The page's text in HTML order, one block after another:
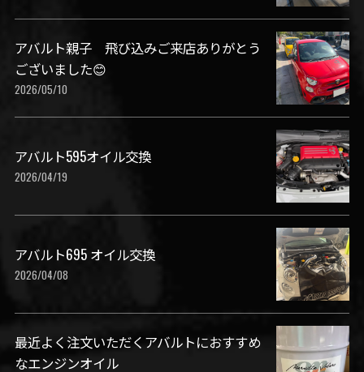
アバルト親子 飛び込みご来店ありがとう
ございました😊
2026/05/10
アバルト595オイル交換
2026/04/19
アバルト695 オイル交換
2026/04/08
最近よく注文いただくアバルトにおすすめ
なエンジンオイル